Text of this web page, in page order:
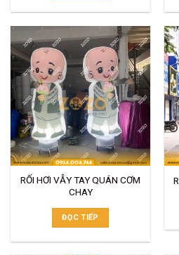
RỐI HƠI VẪY TAY QUÁN CƠM
CHAY
ĐỌC TIẾP